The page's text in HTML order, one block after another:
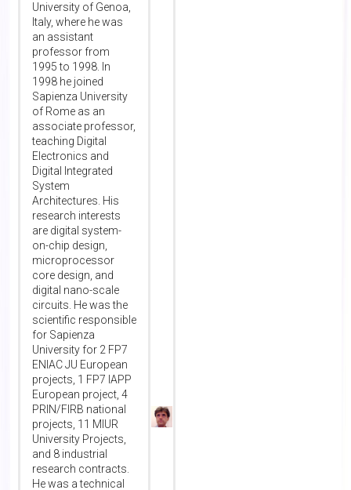
University of Genoa,
Italy, where he was
an assistant
professor from
1995 to 1998. In
1998 he joined
Sapienza University
of Rome as an
associate professor,
teaching Digital
Electronics and
Digital Integrated
System
Architectures. His
research interests
are digital system-
on-chip design,
microprocessor
core design, and
digital nano-scale
circuits. He was the
scientific responsible
for Sapienza
University for 2 FP7
ENIAC JU European
projects, 1 FP7 IAPP
European project, 4
PRIN/FIRB national
projects, 11 MIUR
University Projects,
and 8 industrial
research contracts.
He was a technical